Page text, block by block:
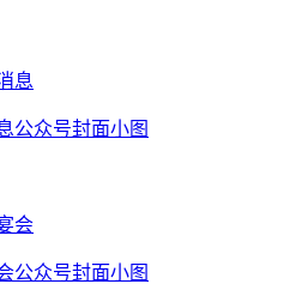
公众号封面小图
公众号封面小图